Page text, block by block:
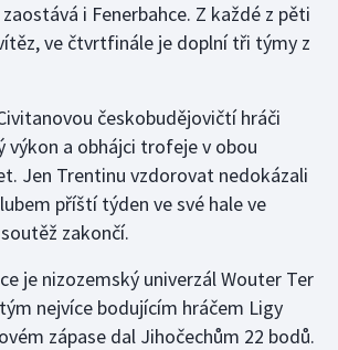
i Fenerbahce. Z každé z pěti
ve čtvrtfinále je doplní tři týmy z
českobudějovičtí hráči
výkon a obhájci trofeje v obou
Jen Trentinu vzdorovat nedokázali
příští týden ve své hale ve
zakončí.
je nizozemský univerzál Wouter Ter
nejvíce bodujícím hráčem Ligy
zápase dal Jihočechům 22 bodů.